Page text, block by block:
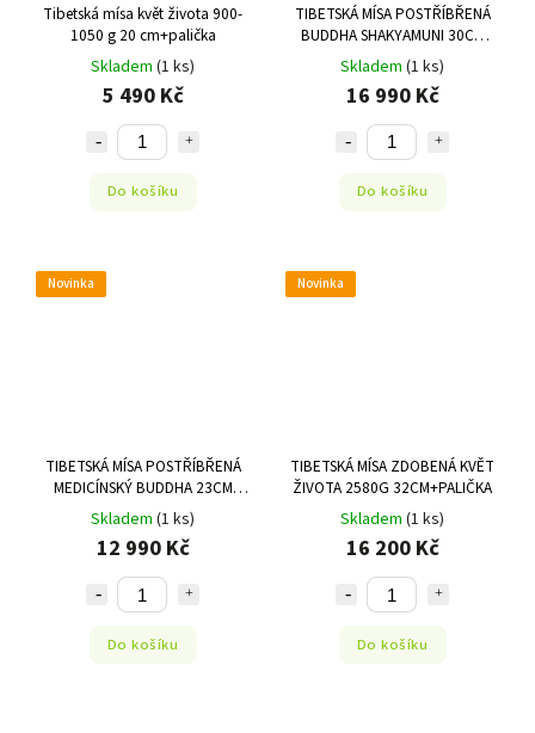
Tibetská mísa květ života 900-
1050 g 20 cm+palička
Skladem (1 ks)
5 490 Kč
Do košíku
TIBETSKÁ MÍSA POSTŘÍBŘENÁ
BUDDHA SHAKYAMUNI 30CM
±2600-2800G
Skladem (1 ks)
16 990 Kč
Do košíku
Novinka
TIBETSKÁ MÍSA POSTŘÍBŘENÁ
MEDICÍNSKÝ BUDDHA 23CM
±1500G
Skladem (1 ks)
12 990 Kč
Do košíku
Novinka
TIBETSKÁ MÍSA ZDOBENÁ KVĚT
ŽIVOTA 2580G 32CM+PALIČKA
Skladem (1 ks)
16 200 Kč
Do košíku